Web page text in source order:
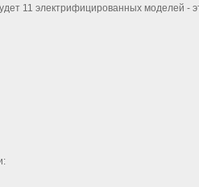
11 электрифицированных моделей -